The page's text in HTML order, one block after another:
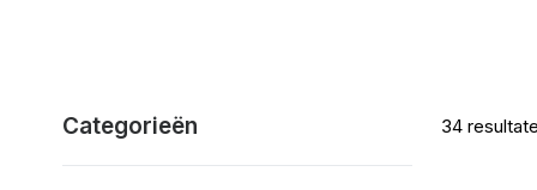
34
Categorieën